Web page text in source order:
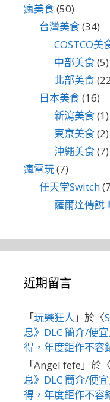
瘋美食(50)
台灣美食(34)
COSTCO美
中部美食(5)
北部美食
日本美食(16)
新瀉美食(1)
東京美食(2)
沖繩美食(7)
瘋電玩(7)
任天堂Switch
薩爾達傳說
近期留言
「玩樂狂人 」於〈
息》DLC 簡介/便
得，年度鉅作不容
「Angel fefe 」於〈
息》DLC 簡介/便
得，年度鉅作不容